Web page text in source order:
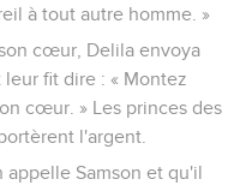
à tout autre homme. »
cœur, Delila envoya
fit dire : « Montez
cœur. » Les princes des
l'argent.
Samson et qu'il